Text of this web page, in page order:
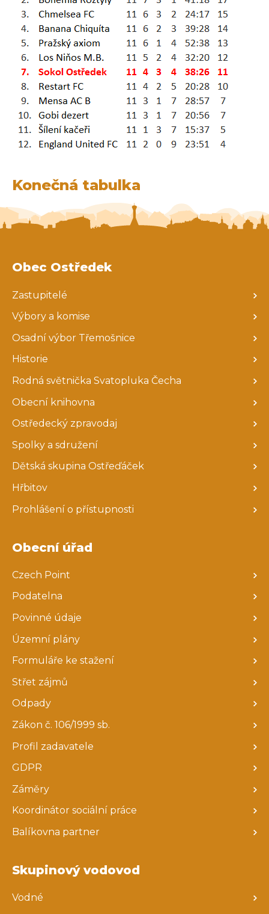
Konečná tabulka
Obec Ostředek
Zastupitelé
Výbory a komise
Osadní výbor Třemošnice
Historie
Rodná světnička Svatopluka Čecha
Obecní knihovna
Ostředecký zpravodaj
Spolky a sdružení
Dětská skupina Ostřeďáček
Hřbitov
Prohlášení o přístupnosti
Obecní úřad
Czech Point
Podatelna
Povinné údaje
Územní plány
Formuláře ke stažení
Střet zájmů
Odpady
Zákon č. 106/1999 sb.
Profil zadavatele
GDPR
Záměry
Koordinátor sociální práce
Balíkovna partner
Skupinový vodovod
Vodné